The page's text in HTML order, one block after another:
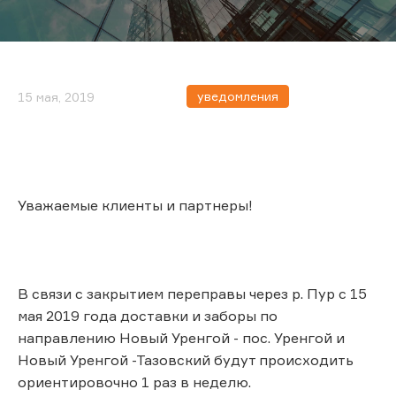
15 мая, 2019 уведомления
Уважаемые клиенты и партнеры!
В связи с закрытием переправы через р. Пур с 15
мая 2019 года доставки и заборы по
направлению Новый Уренгой - пос. Уренгой и
Новый Уренгой -Тазовский будут происходить
ориентировочно 1 раз в неделю.